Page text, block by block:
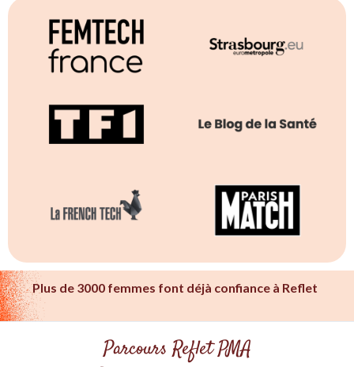
Plus de 3000 femmes font déjà confiance à Reflet
Parcours Reflet PMA